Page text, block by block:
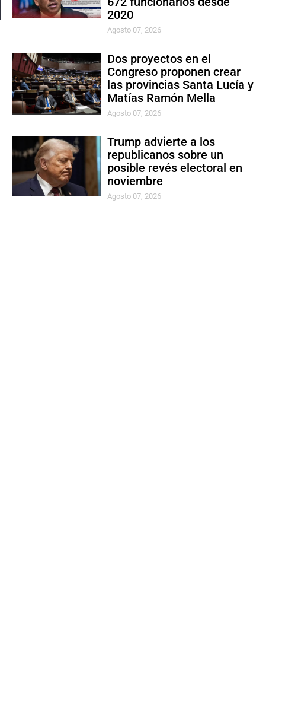
2020
Agosto 07, 2026
Dos proyectos en el
Congreso proponen crear
las provincias Santa Lucía y
Matías Ramón Mella
Agosto 07, 2026
Trump advierte a los
republicanos sobre un
posible revés electoral en
noviembre
Agosto 07, 2026